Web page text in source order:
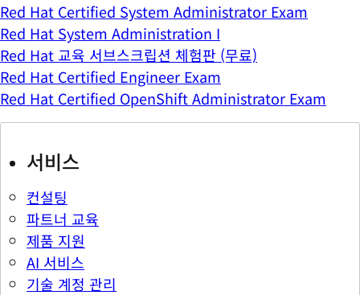
Red Hat Certified System Administrator Exam
Red Hat System Administration I
Red Hat 교육 서브스크립션 체험판 (무료)
Red Hat Certified Engineer Exam
Red Hat Certified OpenShift Administrator Exam
서비스
컨설팅
파트너 교육
제품 지원
AI 서비스
기술 계정 관리